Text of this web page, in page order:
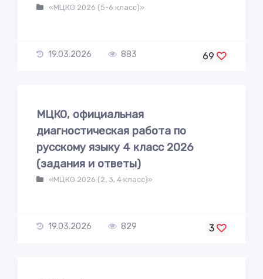
«МЦКО 2026 (5-6 класс)»
19.03.2026 883 69
МЦКО, официальная
диагностическая работа по
русскому языку 4 класс 2026
(задания и ответы)
«МЦКО 2026 (2, 3, 4 класс)»
19.03.2026 829 3